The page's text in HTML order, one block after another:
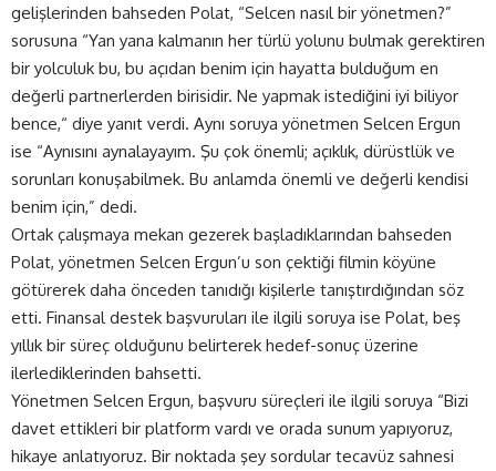
gelişlerinden bahseden Polat, “Selcen nasıl bir yönetmen?”
sorusuna “Yan yana kalmanın her türlü yolunu bulmak gerektiren
bir yolculuk bu, bu açıdan benim için hayatta bulduğum en
değerli partnerlerden birisidir. Ne yapmak istediğini iyi biliyor
bence,“ diye yanıt verdi. Aynı soruya yönetmen Selcen Ergun
ise “Aynısını aynalayayım. Şu çok önemli; açıklık, dürüstlük ve
sorunları konuşabilmek. Bu anlamda önemli ve değerli kendisi
benim için,” dedi.
Ortak çalışmaya mekan gezerek başladıklarından bahseden
Polat, yönetmen Selcen Ergun’u son çektiği filmin köyüne
götürerek daha önceden tanıdığı kişilerle tanıştırdığından söz
etti. Finansal destek başvuruları ile ilgili soruya ise Polat, beş
yıllık bir süreç olduğunu belirterek hedef-sonuç üzerine
ilerlediklerinden bahsetti.
Yönetmen Selcen Ergun, başvuru süreçleri ile ilgili soruya “Bizi
davet ettikleri bir platform vardı ve orada sunum yapıyoruz,
hikaye anlatıyoruz. Bir noktada şey sordular tecavüz sahnesi